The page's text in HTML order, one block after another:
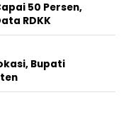
50 Persen,
RDKK
Bupati